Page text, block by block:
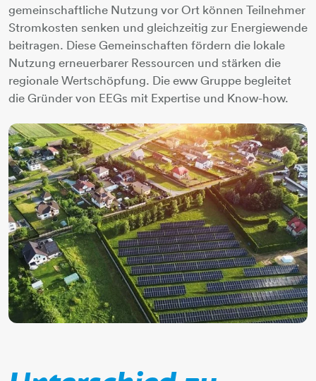
gemeinschaftliche Nutzung vor Ort können Teilnehmer
Stromkosten senken und gleichzeitig zur Energiewende
beitragen. Diese Gemeinschaften fördern die lokale
Nutzung erneuerbarer Ressourcen und stärken die
regionale Wertschöpfung. Die eww Gruppe begleitet
die Gründer von EEGs mit Expertise und Know-how.